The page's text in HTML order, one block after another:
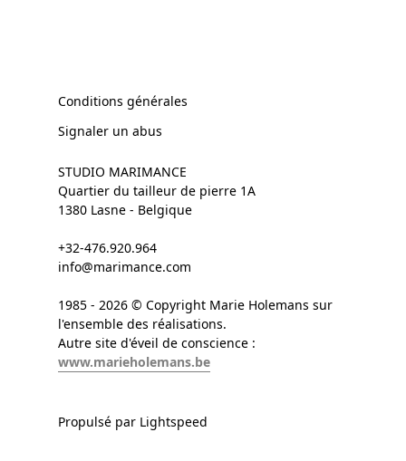
Conditions générales
Signaler un abus
STUDIO MARIMANCE
Quartier du tailleur de pierre 1A
1380 Lasne - Belgique
+32-476.920.964
info@marimance.com
1985 - 2026 © Copyright Marie Holemans sur
l'ensemble des réalisations.
Autre site d'éveil de conscience :
www.marieholemans.be
Propulsé par Lightspeed